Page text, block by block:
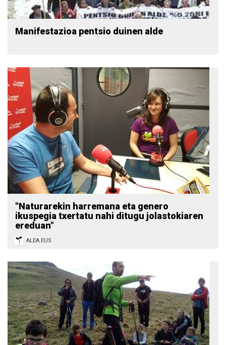
Manifestazioa pentsio duinen alde
"Naturarekin harremana eta genero
ikuspegia txertatu nahi ditugu jolastokiaren
ereduan"
ALEA.EUS